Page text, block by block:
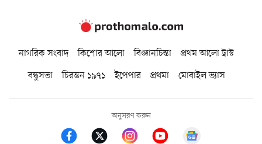
নাগরিক সংবাদ কিশোর আলো বিজ্ঞানচিন্তা
প্রথম আলো ট্রাস্ট
বন্ধুসভা
চিরন্তন ১৯৭১ ইপেপার প্রথমা মোবাইল ভ্যাস
অনুসরণ করুন